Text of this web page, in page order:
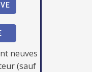
neuves
(sauf